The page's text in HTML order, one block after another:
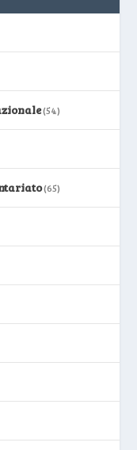
(54)
(65)